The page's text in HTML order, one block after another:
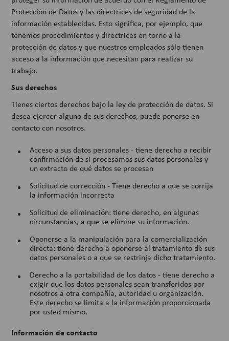
Protección de Datos y las directrices de seguridad de la
información establecidas. Esto significa, por ejemplo, que
tenemos procedimientos y directrices en torno a la
protección de datos y que nuestros empleados sólo tienen
acceso a la información que necesitan para realizar su
trabajo.
Sus derechos
Tienes ciertos derechos bajo la ley de protección de datos. Si
desea ejercer alguno de sus derechos, puede ponerse en
contacto con nosotros.
Acceso a sus datos personales - tiene derecho a recibir
confirmación de si procesamos sus datos personales y
un extracto de qué datos se procesan
Solicitud de corrección - Tiene derecho a que se corrija
la información incorrecta
Solicitud de eliminación: tiene derecho, en algunas
circunstancias, a que se elimine su información.
Oponerse a la manipulación para la comercialización
directa: tiene derecho a oponerse al tratamiento de sus
datos personales o a que se restrinja dicho tratamiento.
Derecho a la portabilidad de los datos - tiene derecho a
exigir que los datos personales sean transferidos por
nosotros a otra compañía, autoridad u organización.
Este derecho se limita a la información proporcionada
por usted mismo.
Información de contacto